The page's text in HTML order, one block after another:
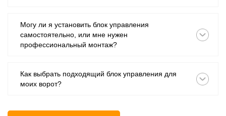
Могу ли я установить блок управления
самостоятельно, или мне нужен
профессиональный монтаж?
Как выбрать подходящий блок управления для
моих ворот?